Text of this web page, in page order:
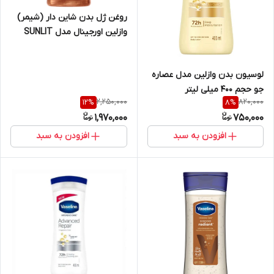
لوسیون بدن وازلین مدل عصاره
جو حجم 400 میلی لیتر
820,000
8%
750,000
افزودن به سبد
روغن ژل بدن شاین دار (شیمر)
وازلین اورجینال مدل SUNLIT
2,250,000
12%
1,970,000
افزودن به سبد